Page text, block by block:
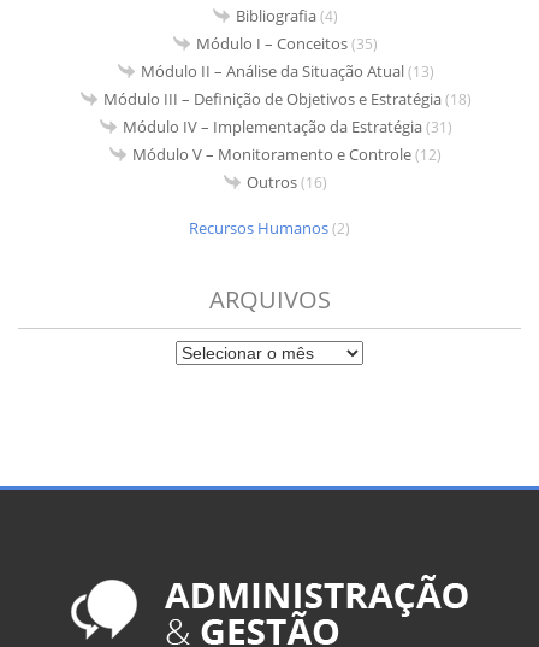
Bibliografia(4)
Módulo I – Conceitos(35)
Módulo II – Análise da Situação Atual(13)
Módulo III – Definição de Objetivos e Estratégia(18)
Módulo IV – Implementação da Estratégia(31)
Módulo V – Monitoramento e Controle(12)
Outros(16)
Recursos Humanos(2)
ARQUIVOS